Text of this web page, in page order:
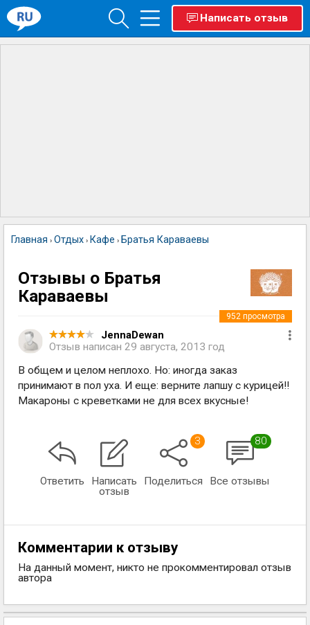
Написать отзыв
Главная › Отдых › Кафе › Братья Караваевы
Отзывы о Братья
Караваевы
JennaDewan
Отзыв написан 29 августа, 2013 год
952 просмотра
В общем и целом неплохо. Но: иногда заказ
принимают в пол уха. И еще: верните лапшу с курицей!!
Макароны с креветками не для всех вкусные!
Ответить
Написать
отзыв
3
Поделиться
80
Все отзывы
Комментарии к отзыву
На данный момент, никто не прокомментировал отзыв
автора